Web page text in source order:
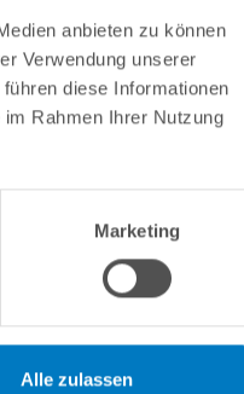
anbieten zu können
Verwendung unserer
diese Informationen
Rahmen Ihrer Nutzung
Marketing
Alle zulassen